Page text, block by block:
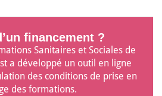
financement ?
Sanitaires et Sociales de
a développé un outil en ligne
des conditions de prise en
des formations.